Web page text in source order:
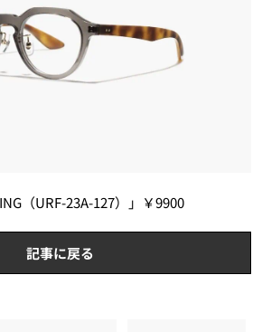
（URF-23A-127）」￥9900
記事に戻る